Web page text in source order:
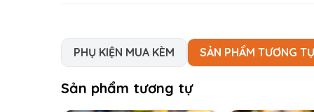
PHỤ KIỆN MUA KÈM SẢN PHẨM TƯƠNG TỰ
Sản phẩm tương tự